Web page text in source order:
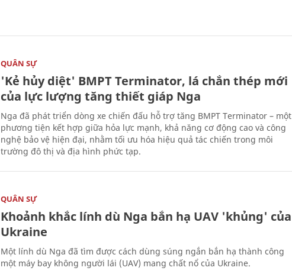
QUÂN SỰ
'Kẻ hủy diệt' BMPT Terminator, lá chắn thép mới
của lực lượng tăng thiết giáp Nga
Nga đã phát triển dòng xe chiến đấu hỗ trợ tăng BMPT Terminator – một
phương tiện kết hợp giữa hỏa lực mạnh, khả năng cơ động cao và công
nghệ bảo vệ hiện đại, nhằm tối ưu hóa hiệu quả tác chiến trong môi
trường đô thị và địa hình phức tạp.
QUÂN SỰ
Khoảnh khắc lính dù Nga bắn hạ UAV 'khủng' của
Ukraine
Một lính dù Nga đã tìm được cách dùng súng ngắn bắn hạ thành công
một máy bay không người lái (UAV) mang chất nổ của Ukraine.